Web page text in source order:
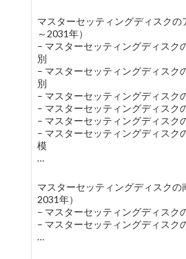
マスターセッティングディスク
～2031年）
– マスターセッティングディスク
別
– マスターセッティングディスク
別
– マスターセッティングディスク
– マスターセッティングディスク
– マスターセッティングディスク
– マスターセッティングディスク
模
…
マスターセッティングディスクの
2031年）
– マスターセッティングディスク
– マスターセッティングディスク
…